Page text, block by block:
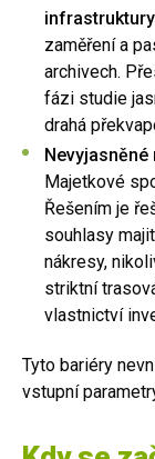
zaměření a
archivech.
fázi studie
drahá
Majetkové
Řešením je
souhlasy
nákresy,
striktní
vlastnictví
Tyto bariéry
vstupní